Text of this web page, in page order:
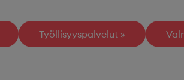
Työllisyyspalvelut